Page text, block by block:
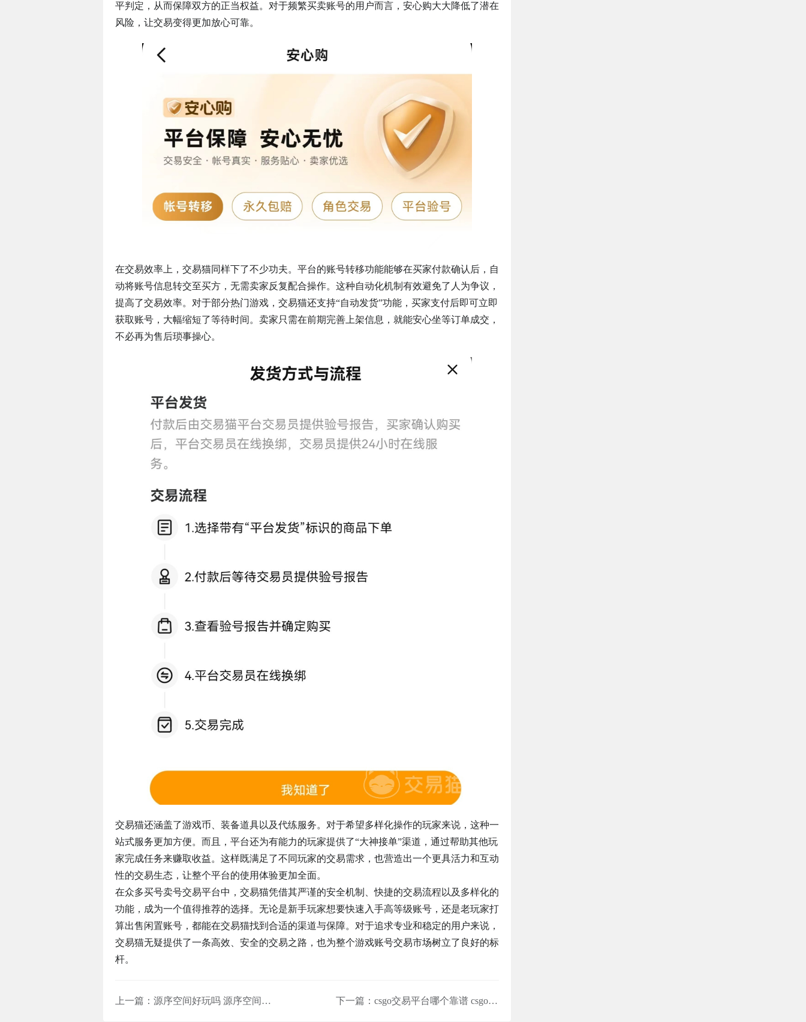
平判定，从而保障双方的正当权益。对于频繁买卖账号的用户而言，安心购大大降低了潜在
风险，让交易变得更加放心可靠。
在交易效率上，交易猫同样下了不少功夫。平台的账号转移功能能够在买家付款确认后，自
动将账号信息转交至买方，无需卖家反复配合操作。这种自动化机制有效避免了人为争议，
提高了交易效率。对于部分热门游戏，交易猫还支持“自动发货”功能，买家支付后即可立即
获取账号，大幅缩短了等待时间。卖家只需在前期完善上架信息，就能安心坐等订单成交，
不必再为售后琐事操心。
交易猫还涵盖了游戏币、装备道具以及代练服务。对于希望多样化操作的玩家来说，这种一
站式服务更加方便。而且，平台还为有能力的玩家提供了“大神接单”渠道，通过帮助其他玩
家完成任务来赚取收益。这样既满足了不同玩家的交易需求，也营造出一个更具活力和互动
性的交易生态，让整个平台的使用体验更加全面。
在众多买号卖号交易平台中，交易猫凭借其严谨的安全机制、快捷的交易流程以及多样化的
功能，成为一个值得推荐的选择。无论是新手玩家想要快速入手高等级账号，还是老玩家打
算出售闲置账号，都能在交易猫找到合适的渠道与保障。对于追求专业和稳定的用户来说，
交易猫无疑提供了一条高效、安全的交易之路，也为整个游戏账号交易市场树立了良好的标
杆。
上一篇： 源序空间好玩吗 源序空间新手玩法全解析 下一篇： csgo交易平台哪个靠谱 csgo账号怎么交易安全